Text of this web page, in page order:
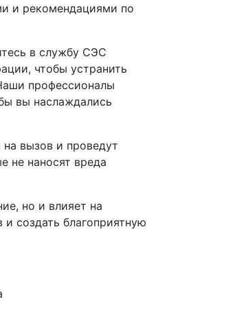
и рекомендациями по
в службу СЭС
чтобы устранить
профессионалы
вы наслаждались
вызов и проведут
не наносят вреда
но и влияет на
создать благоприятную